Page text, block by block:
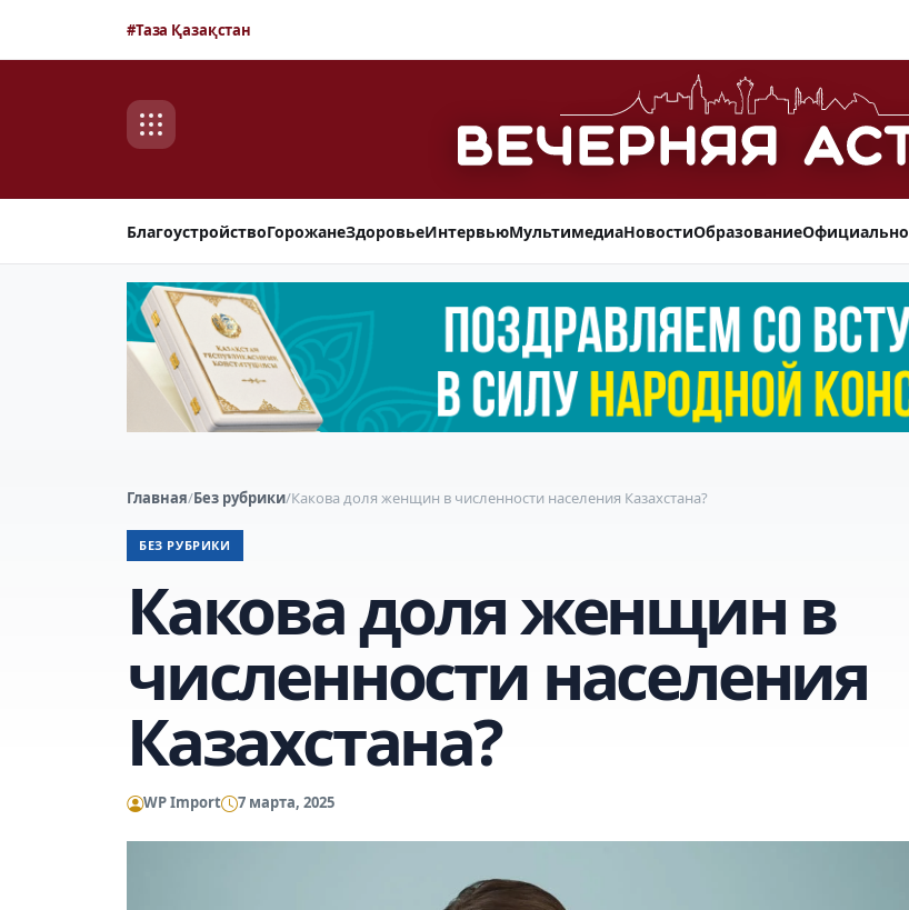
#Таза Қазақстан
БлагоустройствоГорожанеЗдоровьеИнтервьюМультимедиаНовостиОбразованиеОфициально
Главная/Без рубрики/Какова доля женщин в численности населения Казахстана?
БЕЗ РУБРИКИ
Какова доля женщин в
численности населения
Казахстана?
WP Import 7 марта, 2025